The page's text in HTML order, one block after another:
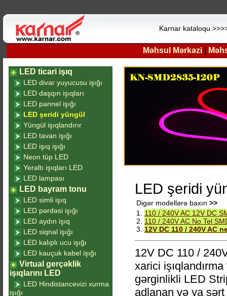
Karnar kataloqu
Məhsul Mərkəzi
LED şeridi
Digər modellərə baxın >>
1. 110 / 240V AC 12V DC
2. 110 / 240V AC No Tel
3. 12V DC 110 / 240V AC
12V DC 110 /
xarici
gərginlikli LED
adlanan və ya
LED ticari işıq
LED divar yuyucusu işığı
LED daşqın işıqları
LED pannel işığı
LED şeridi yüngül
Yüngül işıqlandırır
LED tavan işığı
LED işıq işığı
Neon tüp LED
Yeraltı işıqları LED
LED lampası
LED bayram tonu
LED simli işıq
LED pərdəsi işığı
LED aydın işıq
LED siqnal işığı
LED kalıplı ucu işığı
LED kauçuk kabel işığı
Virtual gerçəklik
işıqlarını LED
LED Hindistancevizi xurma
işığı